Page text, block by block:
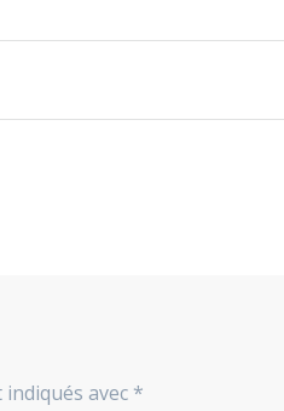
avec *